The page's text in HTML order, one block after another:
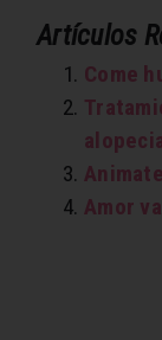
Artículos
Come
Amor